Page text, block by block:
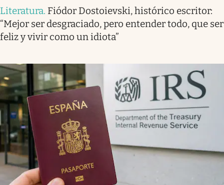
Literatura. Fiódor Dostoievski, histórico escritor:
“Mejor ser desgraciado, pero entender todo, que ser
feliz y vivir como un idiota”